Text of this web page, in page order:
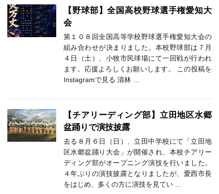
【野球部】全国高校野球選手権愛知大
会
第１０８回全国高等学校野球選手権愛知大会の
組み合わせが決まりました。本校野球部は７月
４日（土）、小牧市民球場にて一回戦が行われ
ます。応援よろしくお願いします。 この投稿を
Instagramで見る 清林 …
【チアリーディング部】立田地区水郷
盆踊りで演技披露
去る８月６日（日）、立田中学校にて「立田地
区水郷盆踊り大会」が開催され、本校チアリー
ディング部がオープニング演技を行いました。
４年ぶりの演技披露となりましたが、愛西市長
をはじめ、多くの方に演技を見てい …